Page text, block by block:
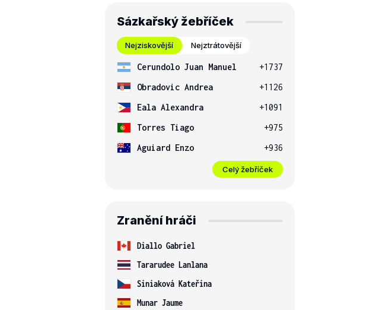
Sázkařský žebříček
Nejziskovější Nejztrátovější
Cerundolo Juan Manuel
+1737
Obradovic Andrea
+1126
Eala Alexandra
+1091
Torres Tiago
+975
Aguiard Enzo
+936
Celý žebříček
Zranění hráči
Diallo Gabriel
Tararudee Lanlana
Siniaková Kateřina
Munar Jaume